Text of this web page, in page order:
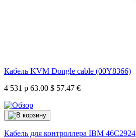
Кабель KVM Dongle cable (00Y8366)
4 531 р 63.00 $ 57.47 €
Кабель для контроллера IBM 46C2924